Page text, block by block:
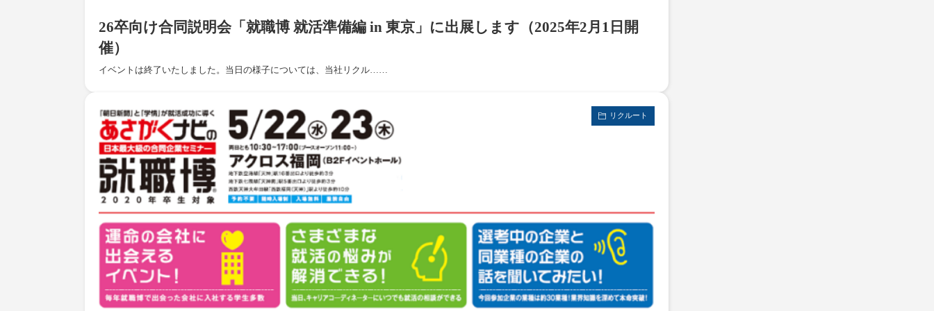
26卒向け合同説明会「就職博 就活準備編 in 東京」に出展します（2025年2月1日開
催）
イベントは終了いたしました。当日の様子については、当社リクル……
リクルート